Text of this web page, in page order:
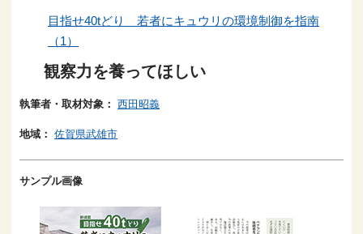
目指せ40tどり 若者にキュウリの環境制御を指南
（1）
観察力を養ってほしい
執筆者・取材対象： 西田昭義
地域： 佐賀県武雄市
サンプル画像